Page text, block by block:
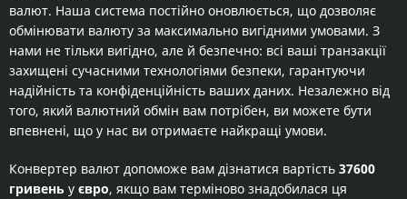
валют. Наша система постійно оновлюється, що дозволяє
обмінювати валюту за максимально вигідними умовами. З
нами не тільки вигідно, але й безпечно: всі ваші транзакції
захищені сучасними технологіями безпеки, гарантуючи
надійність та конфіденційність ваших даних. Незалежно від
того, який валютний обмін вам потрібен, ви можете бути
впевнені, що у нас ви отримаєте найкращі умови.
Конвертер валют допоможе вам дізнатися вартість 37600
гривень у євро, якщо вам терміново знадобилася ця